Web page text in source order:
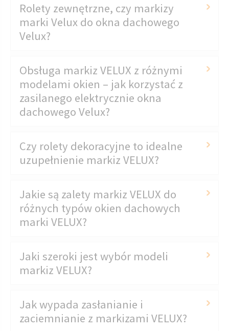
Rolety zewnętrzne, czy markizy
marki Velux do okna dachowego
Velux?
Obsługa markiz VELUX z różnymi
modelami okien – jak korzystać z
zasilanego elektrycznie okna
dachowego Velux?
Czy rolety dekoracyjne to idealne
uzupełnienie markiz VELUX?
Jakie są zalety markiz VELUX do
różnych typów okien dachowych
marki VELUX?
Jaki szeroki jest wybór modeli
markiz VELUX?
Jak wypada zasłanianie i
zaciemnianie z markizami VELUX?